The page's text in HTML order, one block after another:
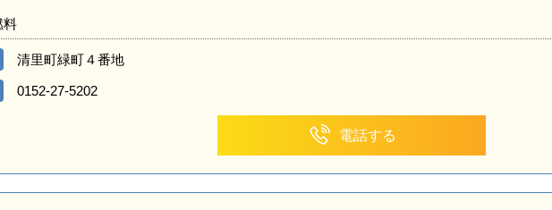
料
清里町緑町４番地
0152-27-5202
電話する